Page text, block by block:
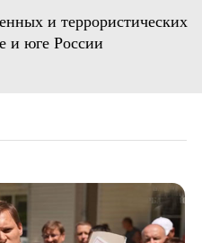
и террористических
и юге России